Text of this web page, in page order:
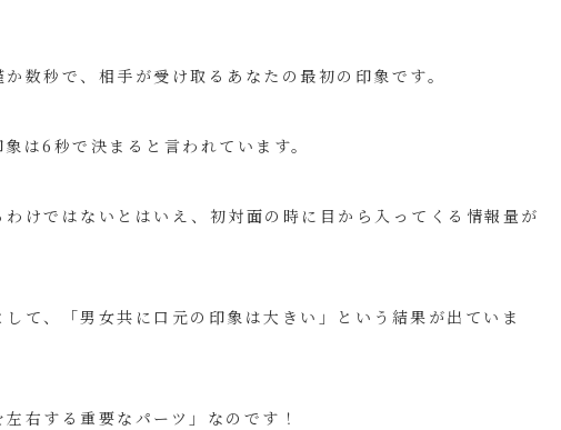
数秒で、相手が受け取るあなたの最初の印象です。
は6秒で決まると言われています。
けではないとはいえ、初対面の時に目から入ってくる情報量が
て、「男女共に口元の印象は大きい」という結果が出ていま
右する重要なパーツ」なのです！